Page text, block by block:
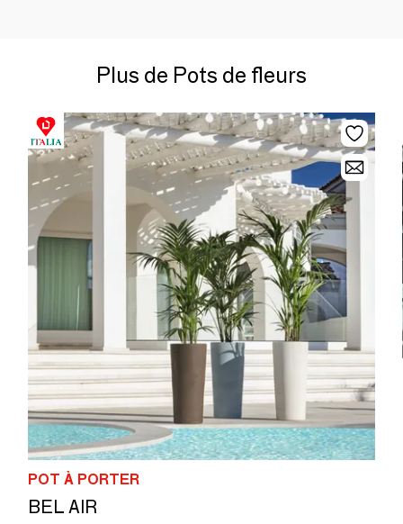
Plus de Pots de fleurs
POT À PORTER
BEL AIR